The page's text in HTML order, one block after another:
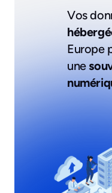
Vos
Europe
une